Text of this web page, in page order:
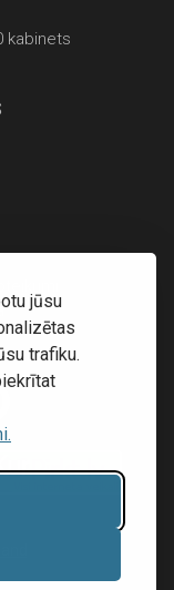
jūsu
trafiku.
kabinets